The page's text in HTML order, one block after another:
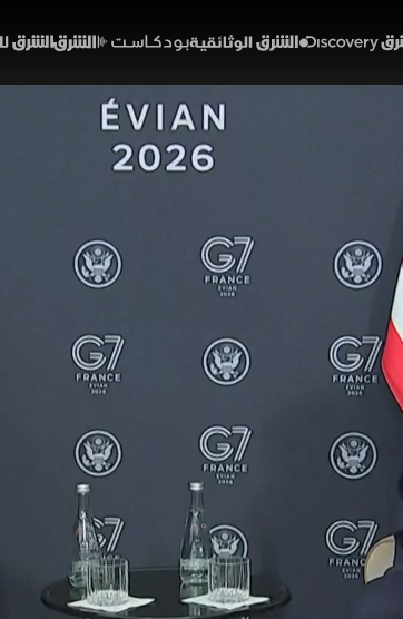
إيران لن تمتلك
أخبار
والمؤتمرات الصحفية
تميم بن حمد، أمير قطر، على هامش قمة
مع إيران يستهدف ضمان عدم امتلاكها
ذلك، كما وصف ترمب الحرب اللبنانية بالملف
على بيروت ومطالبا نتنياهو بمسؤولية أكبر تجاه
مهم للمنطقة، لافتا إلى أن هناك عملا إضافيا
أمير قطر الشيخ تميم بن حمد آل ثاني حرب إيران وإسرائيل